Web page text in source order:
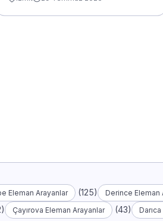
Eleman Arayanlar (125) Derince Eleman
Çayırova Eleman Arayanlar (43)